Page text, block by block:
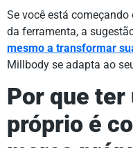
Se você está
da ferramenta, a
mesmo a transformar
Millbody se adapta ao
Por que ter
próprio é